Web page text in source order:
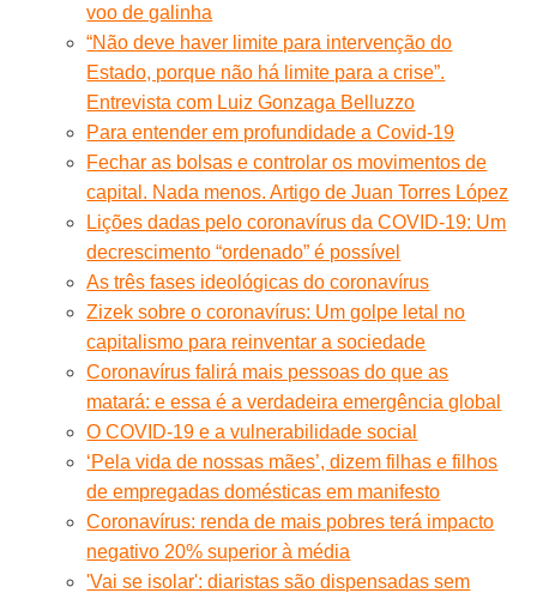
voo de galinha
“Não deve haver limite para intervenção do
Estado, porque não há limite para a crise”.
Entrevista com Luiz Gonzaga Belluzzo
Para entender em profundidade a Covid-19
Fechar as bolsas e controlar os movimentos de
capital. Nada menos. Artigo de Juan Torres López
Lições dadas pelo coronavírus da COVID-19: Um
decrescimento “ordenado” é possível
As três fases ideológicas do coronavírus
Zizek sobre o coronavírus: Um golpe letal no
capitalismo para reinventar a sociedade
Coronavírus falirá mais pessoas do que as
matará: e essa é a verdadeira emergência global
O COVID-19 e a vulnerabilidade social
‘Pela vida de nossas mães’, dizem filhas e filhos
de empregadas domésticas em manifesto
Coronavírus: renda de mais pobres terá impacto
negativo 20% superior à média
'Vai se isolar': diaristas são dispensadas sem